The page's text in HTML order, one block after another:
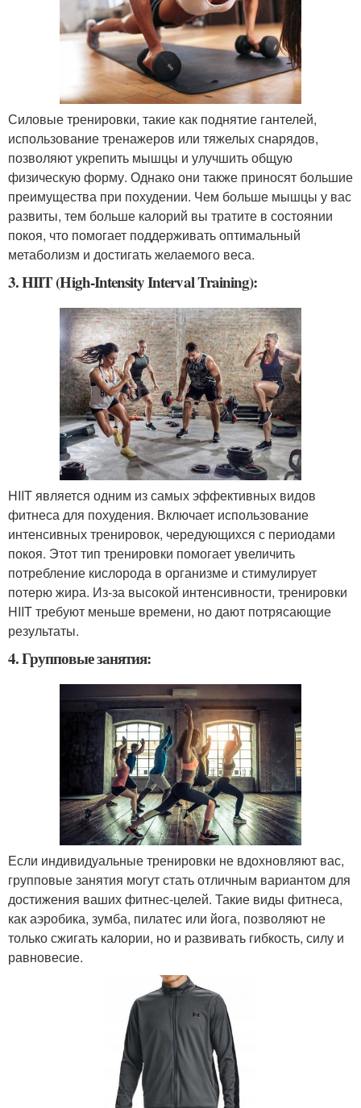
Силовые тренировки, такие как поднятие гантелей,
использование тренажеров или тяжелых снарядов,
позволяют укрепить мышцы и улучшить общую
физическую форму. Однако они также приносят большие
преимущества при похудении. Чем больше мышцы у вас
развиты, тем больше калорий вы тратите в состоянии
покоя, что помогает поддерживать оптимальный
метаболизм и достигать желаемого веса.
3. HIIT (High-Intensity Interval Training):
HIIT является одним из самых эффективных видов
фитнеса для похудения. Включает использование
интенсивных тренировок, чередующихся с периодами
покоя. Этот тип тренировки помогает увеличить
потребление кислорода в организме и стимулирует
потерю жира. Из-за высокой интенсивности, тренировки
HIIT требуют меньше времени, но дают потрясающие
результаты.
4. Групповые занятия:
Если индивидуальные тренировки не вдохновляют вас,
групповые занятия могут стать отличным вариантом для
достижения ваших фитнес-целей. Такие виды фитнеса,
как аэробика, зумба, пилатес или йога, позволяют не
только сжигать калории, но и развивать гибкость, силу и
равновесие.